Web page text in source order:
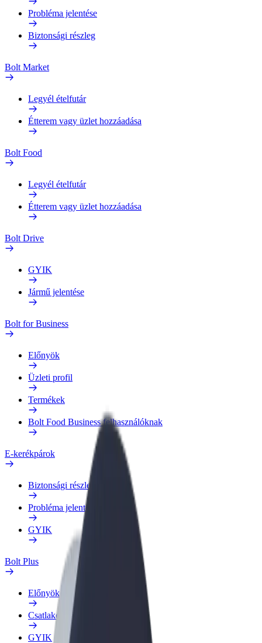
Probléma jelentése
Biztonsági részleg
Bolt Market
Legyél ételfutár
Étterem vagy üzlet hozzáadása
Bolt Food
Legyél ételfutár
Étterem vagy üzlet hozzáadása
Bolt Drive
GYIK
Jármű jelentése
Bolt for Business
Előnyök
Üzleti profil
Termékek
Bolt Food Business felhasználóknak
E-kerékpárok
Biztonsági részleg
Probléma jelentése
GYIK
Bolt Plus
Előnyök
Csatlakozás
GYIK